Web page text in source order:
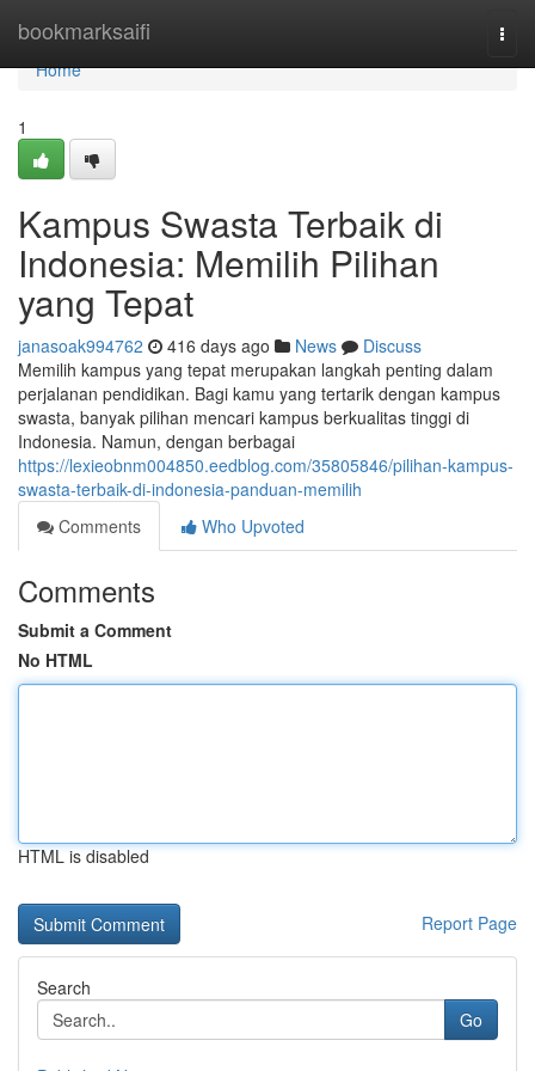
bookmarksaifi
Home
Home
1
Kampus Swasta Terbaik di
Indonesia: Memilih Pilihan
yang Tepat
janasoak994762 416 days ago News
Discuss
Memilih kampus yang tepat merupakan langkah penting dalam
perjalanan pendidikan. Bagi kamu yang tertarik dengan kampus
swasta, banyak pilihan mencari kampus berkualitas tinggi di
Indonesia. Namun, dengan berbagai
https://lexieobnm004850.eedblog.com/35805846/pilihan-kampus-
swasta-terbaik-di-indonesia-panduan-memilih
Comments
Who Upvoted
Comments
Submit a Comment
No HTML
HTML is disabled
Report Page
Search
Go